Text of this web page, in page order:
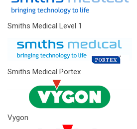
Smiths Medical Level 1
Smiths Medical Portex
Vygon